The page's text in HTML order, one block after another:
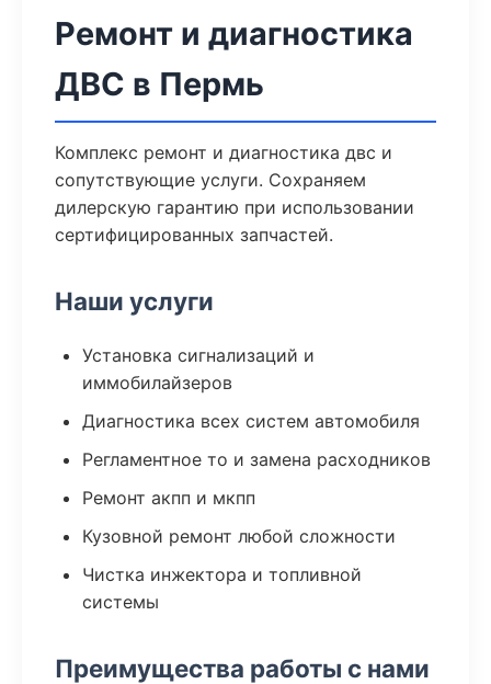
Ремонт и диагностика
ДВС в Пермь
Комплекс ремонт и диагностика двс и
сопутствующие услуги. Сохраняем
дилерскую гарантию при использовании
сертифицированных запчастей.
Наши услуги
Установка сигнализаций и
иммобилайзеров
Диагностика всех систем автомобиля
Регламентное то и замена расходников
Ремонт акпп и мкпп
Кузовной ремонт любой сложности
Чистка инжектора и топливной
системы
Преимущества работы с нами